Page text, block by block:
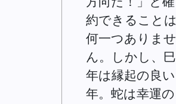
約できることは
何一つありませ
ん。しかし、巳
年は縁起の良い
年。蛇は幸運の